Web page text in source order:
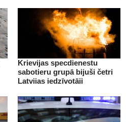
Krievijas specdienestu
sabotieru grupā bijuši četri
Latvijas iedzīvotāji